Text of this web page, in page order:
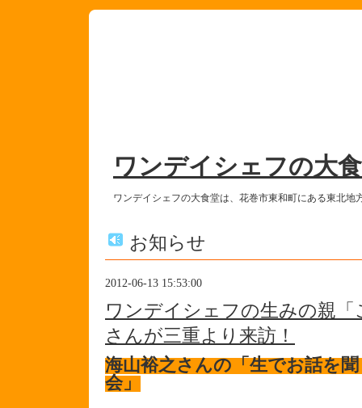
ワンデイシェフの大
ワンデイシェフの大食堂は、花巻市東和町にある東北
お知らせ
2012-06-13 15:53:00
ワンデイシェフの生みの親「
さんが三重より来訪！
海山裕之さんの「生でお話を
会」